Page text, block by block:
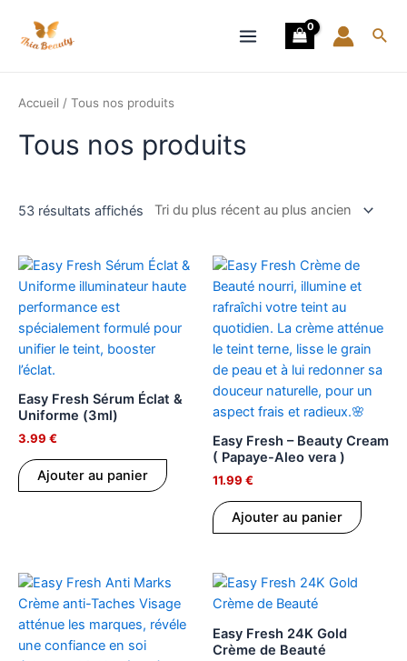
contenu
Menu
Accueil / Tous nos produits
Tous nos produits
53 résultats affichés
Easy Fresh Sérum Éclat &
Uniforme (3ml)
3.99 €
Ajouter au panier
Easy Fresh – Beauty Cream
( Papaye-Aleo vera )
11.99 €
Ajouter au panier
Easy Fresh 24K Gold
Crème de Beauté